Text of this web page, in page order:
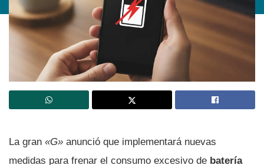
La gran «G» anunció que implementará nuevas
medidas para frenar el consumo excesivo de batería